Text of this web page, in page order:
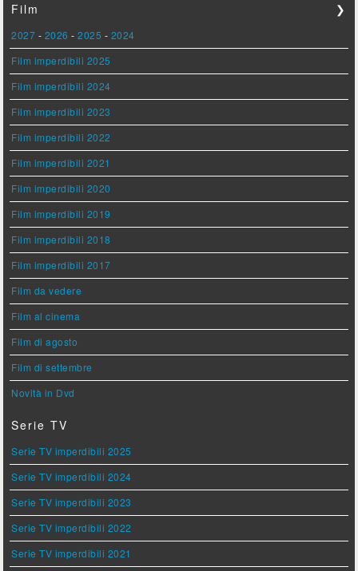
Film
❯
2027 - 2026 -2025 - 2024
Film imperdibili 2025
Film imperdibili 2024
Film imperdibili 2023
Film imperdibili 2022
Film imperdibili 2021
Film imperdibili 2020
Film imperdibili 2019
Film imperdibili 2018
Film imperdibili 2017
Film da vedere
Film al cinema
Film di agosto
Film di settembre
Novità in Dvd
Serie TV
Serie TV imperdibili 2025
Serie TV imperdibili 2024
Serie TV imperdibili 2023
Serie TV imperdibili 2022
Serie TV imperdibili 2021